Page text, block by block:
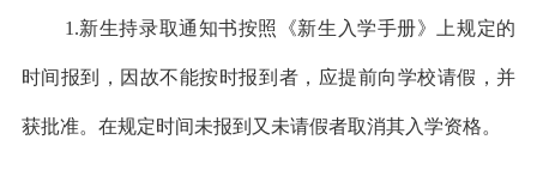
1.新生持录取通知书按照《新生入学手册》上规定的
时间报到，因故不能按时报到者，应提前向学校请假，并
获批准。在规定时间未报到又未请假者取消其入学资格。